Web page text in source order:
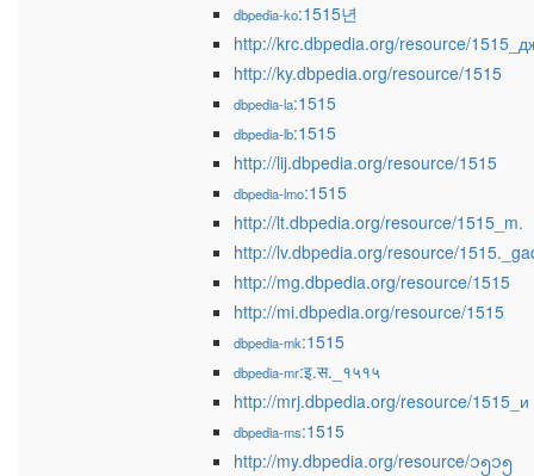
dbpedia-ko:1515년
http://krc.dbpedia.org/resource/
http://ky.dbpedia.org/resource/1515
dbpedia-la:1515
dbpedia-lb:1515
http://lij.dbpedia.org/resource/1515
dbpedia-lmo:1515
http://lt.dbpedia.org/resource/1515_m.
http://lv.dbpedia.org/resource/
http://mg.dbpedia.org/resource/1515
http://mi.dbpedia.org/resource/1515
dbpedia-mk:1515
dbpedia-mr:इ.स._१५१५
http://mrj.dbpedia.org/resource/1515_и
dbpedia-ms:1515
http://my.dbpedia.org/resource/၁၅၁၅